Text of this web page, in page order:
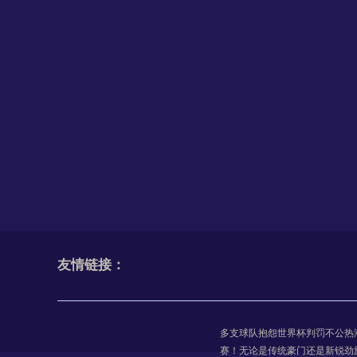
最佳第三名排序争议：净胜球为何不敌进球
最佳第三名排序争议：净胜球为何不敌进球数？——
友情链接：
多支球队抱怨世界杯判罚不公
赛！无论是传统豪门还是新锐